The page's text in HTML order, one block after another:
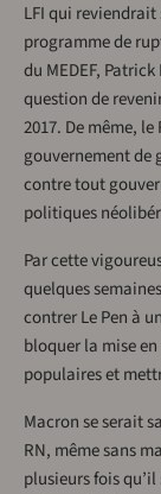
LFI qui
programme de
du MEDEF,
question de
2017. De même,
gouvernement de
contre tout
politiques
Par cette
quelques
contrer Le Pen à
bloquer la mise
populaires et
Macron se serait
RN, même sans
plusieurs fois